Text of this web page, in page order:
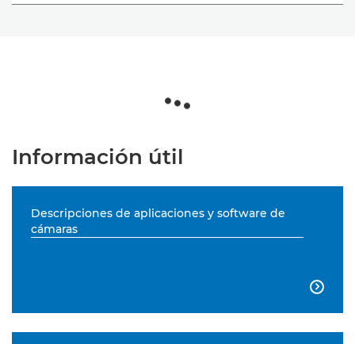
Información útil
Descripciones de aplicaciones y software de
cámaras
